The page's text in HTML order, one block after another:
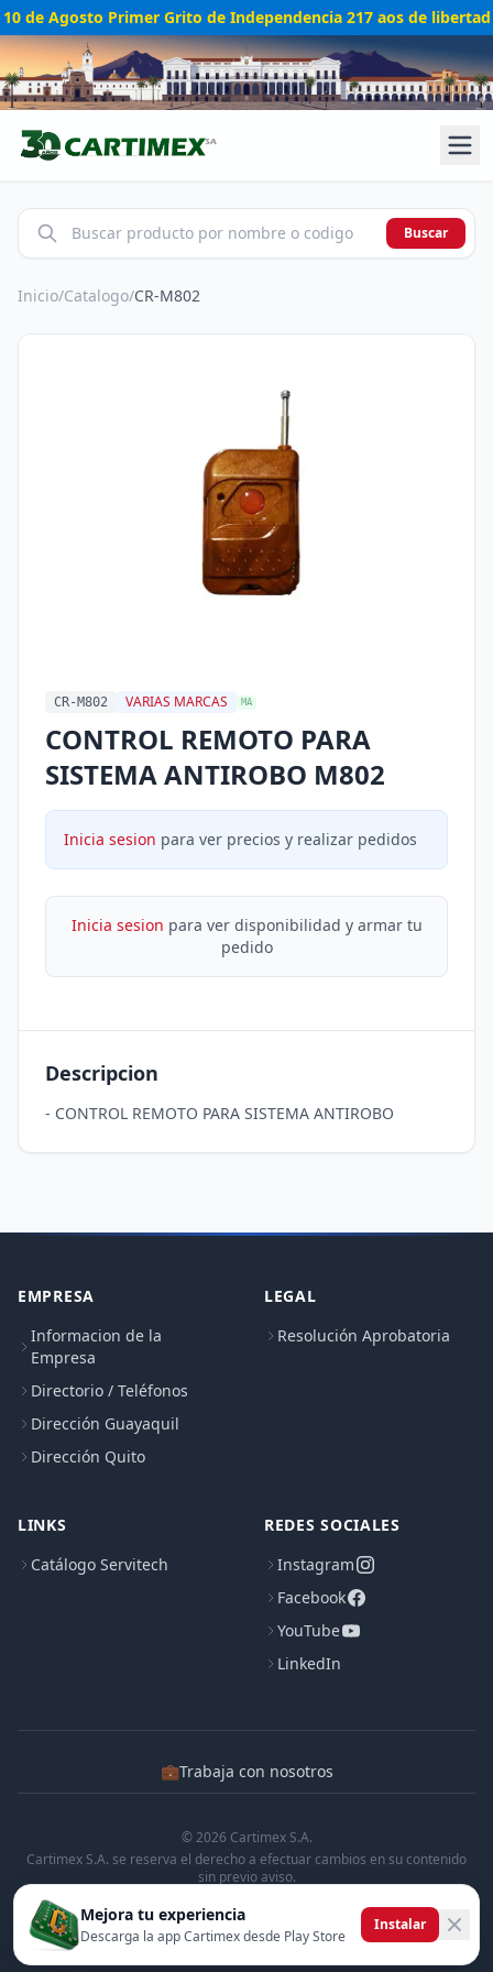
10 de Agosto Primer Grito de Independencia 217 aos de libertad
Buscar
Inicio/Catalogo/CR-M802
CR-M802 VARIAS MARCAS MA
CONTROL REMOTO PARA
SISTEMA ANTIROBO M802
Inicia sesion para ver precios y realizar pedidos
Inicia sesion para ver disponibilidad y armar tu
pedido
Descripcion
- CONTROL REMOTO PARA SISTEMA ANTIROBO
EMPRESA
Informacion de la
Empresa
Directorio / Teléfonos
Dirección Guayaquil
Dirección Quito
LEGAL
Resolución Aprobatoria
LINKS
Catálogo Servitech
REDES SOCIALES
Instagram
Facebook
YouTube
LinkedIn
💼Trabaja con nosotros
© 2026 Cartimex S.A.
Cartimex S.A. se reserva el derecho a efectuar cambios en su contenido
sin previo aviso.
Cartimex S.A. no manifiesta ni garantiza que la informacion contenida en
esta pagina sea precisa o completa.
Mejora tu experiencia
Descarga la app Cartimex desde Play Store
Instalar